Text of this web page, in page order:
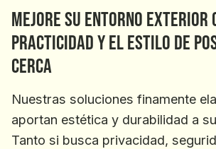
Mejore su entorno exterior
practicidad y el estilo de
cerca
Nuestras soluciones finamente
aportan estética y durabilidad a
Tanto si busca privacidad,